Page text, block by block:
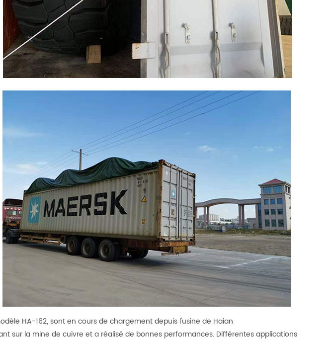
HA-162, sont en cours de chargement depuis l'usine de Haian
sur la mine de cuivre et a réalisé de bonnes performances. Différentes applications